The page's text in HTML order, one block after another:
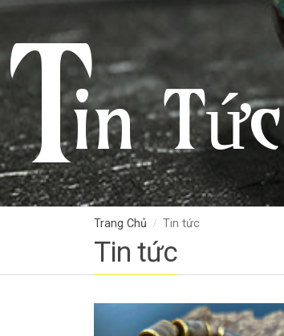
in Tức
T
Trang Chủ Tin tức
Tin tức